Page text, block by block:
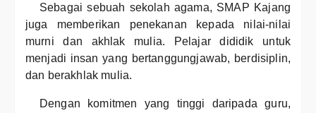
Sebagai sebuah sekolah agama, SMAP Kajang
juga memberikan penekanan kepada nilai-nilai
murni dan akhlak mulia. Pelajar dididik untuk
menjadi insan yang bertanggungjawab, berdisiplin,
dan berakhlak mulia.
Dengan komitmen yang tinggi daripada guru,